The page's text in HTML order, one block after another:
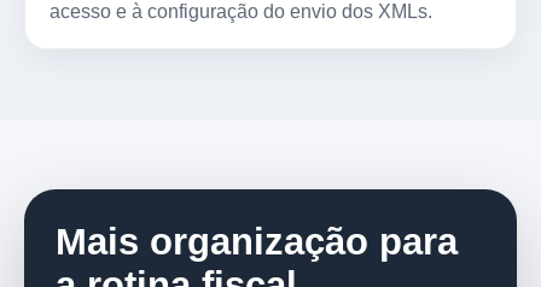
acesso e à configuração do envio dos XMLs.
Mais organização para